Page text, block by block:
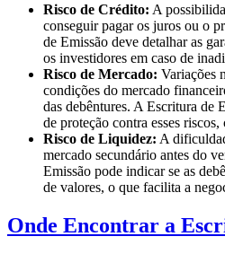
Risco de Crédito: A
conseguir pagar os juros ou o
de Emissão deve detalhar as
os investidores em caso de
Risco de Mercado: Variações
condições do mercado
das debêntures. A Escritura de
de proteção contra esses
Risco de Liquidez: A
mercado secundário antes do
Emissão pode indicar se as
de valores, o que facilita a
Onde Encontrar a